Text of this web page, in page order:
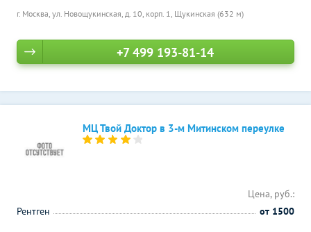
г. Москва, ул. Новощукинская, д. 10, корп. 1, Щукинская (632 м)
+7 499 193-81-14
МЦ Твой Доктор в 3-м Митинском переулке
Цена, руб.:
Рентген
от 1500